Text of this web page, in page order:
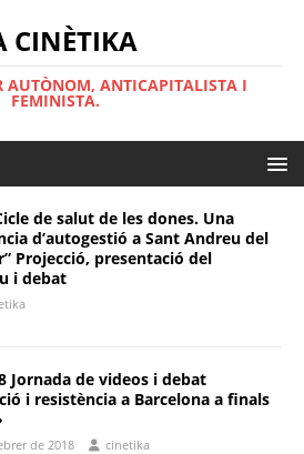
CINÈTIKA
AUTÒNOM, ANTICAPITALISTA I
FEMINISTA.
de salut de les dones. Una
d’autogestió a Sant Andreu del
Projecció, presentació del
i debat
Jornada de videos i debat
i resistència a Barcelona a finals
de 2018 cinetika